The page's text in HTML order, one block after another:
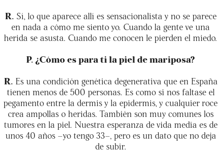
R. Sí, lo que aparece allí es sensacionalista y no se parece
en nada a cómo me siento yo. Cuando la gente ve una
herida se asusta. Cuando me conocen le pierden el miedo.
P. ¿Cómo es para ti la piel de mariposa?
R. Es una condición genética degenerativa que en España
tienen menos de 500 personas. Es como si nos faltase el
pegamento entre la dermis y la epidermis, y cualquier roce
crea ampollas o heridas. También son muy comunes los
tumores en la piel. Nuestra esperanza de vida media es de
unos 40 años –yo tengo 33–, pero es un dato que no deja
de subir.